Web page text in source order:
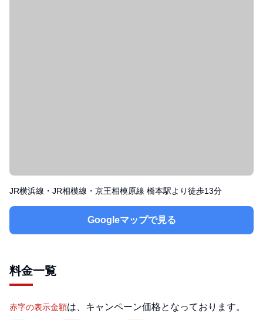
JR横浜線・JR相模線・京王相模原線 橋本駅より徒歩13分
Googleマップで見る
料金一覧
赤字の表示金額は、キャンペーン価格となっております。